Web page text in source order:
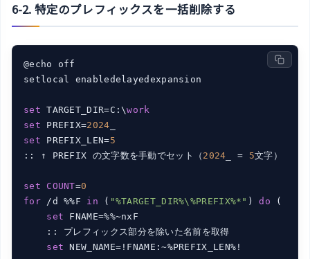
6-2. 特定のプレフィックスを一括削除する
@echo off
setlocal enabledelayedexpansion
set TARGET_DIR=C:\work
set PREFIX=2024
set PREFIX_LEN=5
:: ↑ PREFIX の文字数を手動でセット（ 2024 _ = 5文字）
set COUNT=0
for /d %%F in ( "%TARGET_DIR%\%PREFIX%*" ) do (
set FNAME=%%~nxF
    :: プレフィックス部分を除いた名前を取得
set NEW_NAME=!FNAME:~%PREFIX_LEN%!